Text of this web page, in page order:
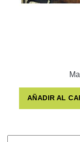
AÑADIR AL